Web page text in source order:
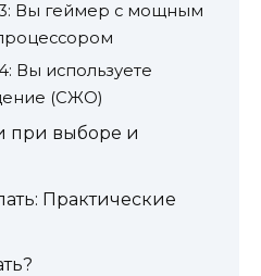
Вы геймер с мощным
Вы используете
(СЖО)
при выборе и
Практические